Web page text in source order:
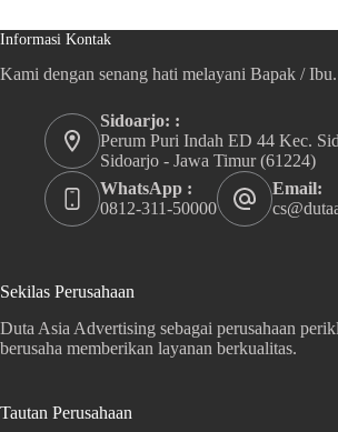
Informasi Kontak
Kami dengan senang hati melayani Bapak / Ibu.
Sidoarjo: :
Perum Puri Indah ED 44 Kec.
Sidoarjo - Jawa Timur (61224)
WhatsApp :
0812-311-50000
Email:
Sekilas Perusahaan
Duta Asia Advertising sebagai perusahaan
berusaha memberikan layanan berkualitas.
Tautan Perusahaan